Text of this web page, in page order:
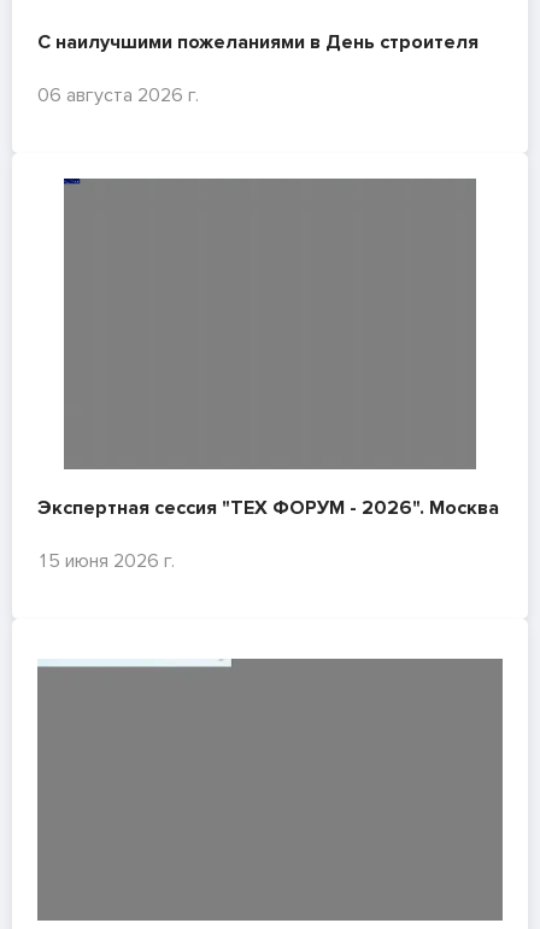
С наилучшими пожеланиями в День строителя
06 августа 2026 г.
Экспертная сессия "ТЕХ ФОРУМ - 2026". Москва
15 июня 2026 г.